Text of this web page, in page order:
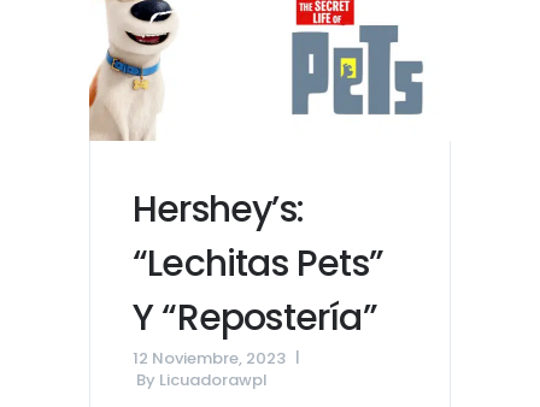
Hershey’s:
“Lechitas Pets”
Y “Repostería”
12 Noviembre, 2023
By Licuadorawpl